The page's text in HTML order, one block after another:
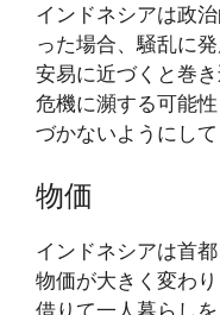
インドネシアは政
った場合、騒乱に
安易に近づくと巻
危機に瀕する可能
づかないようにして
物価
インドネシアは首
物価が大きく変わ
借りて一人暮らし